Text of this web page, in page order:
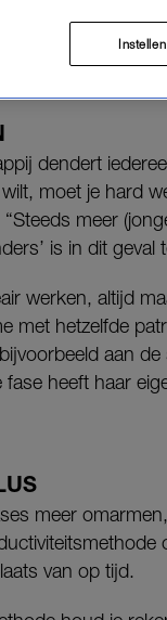
(en
je
dendert
moet je hard
meer
is in dit
werken, altijd
met hetzelfde
aan
heeft haar
meer
van op tijd.
Instellen